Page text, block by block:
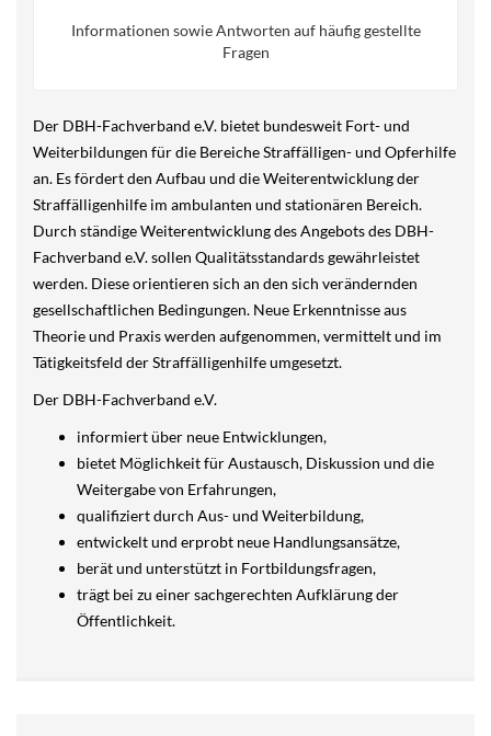
Informationen sowie Antworten auf häufig gestellte
Fragen
Der DBH-Fachverband e.V. bietet bundesweit Fort- und
Weiterbildungen für die Bereiche Straffälligen- und Opferhilfe
an. Es fördert den Aufbau und die Weiterentwicklung der
Straffälligenhilfe im ambulanten und stationären Bereich.
Durch ständige Weiterentwicklung des Angebots des DBH-
Fachverband e.V. sollen Qualitätsstandards gewährleistet
werden. Diese orientieren sich an den sich verändernden
gesellschaftlichen Bedingungen. Neue Erkenntnisse aus
Theorie und Praxis werden aufgenommen, vermittelt und im
Tätigkeitsfeld der Straffälligenhilfe umgesetzt.
Der DBH-Fachverband e.V.
informiert über neue Entwicklungen,
bietet Möglichkeit für Austausch, Diskussion und die
Weitergabe von Erfahrungen,
qualifiziert durch Aus- und Weiterbildung,
entwickelt und erprobt neue Handlungsansätze,
berät und unterstützt in Fortbildungsfragen,
trägt bei zu einer sachgerechten Aufklärung der
Öffentlichkeit.